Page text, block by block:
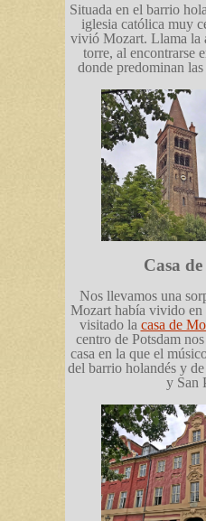
Situada en el barrio
iglesia católica muy
vivió Mozart. Llama la
torre, al encontrarse
donde predominan
Casa
Nos llevamos una
Mozart había vivido en
visitado la casa de
centro de Potsdam
casa en la que el
del barrio holandés y
y San